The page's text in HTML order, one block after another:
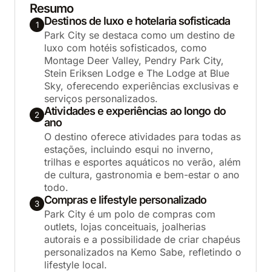
Resumo
1 Destinos de luxo e hotelaria sofisticada
Park City se destaca como um destino de
luxo com hotéis sofisticados, como
Montage Deer Valley, Pendry Park City,
Stein Eriksen Lodge e The Lodge at Blue
Sky, oferecendo experiências exclusivas e
serviços personalizados.
2 Atividades e experiências ao longo do
ano
O destino oferece atividades para todas as
estações, incluindo esqui no inverno,
trilhas e esportes aquáticos no verão, além
de cultura, gastronomia e bem-estar o ano
todo.
3 Compras e lifestyle personalizado
Park City é um polo de compras com
outlets, lojas conceituais, joalherias
autorais e a possibilidade de criar chapéus
personalizados na Kemo Sabe, refletindo o
lifestyle local.